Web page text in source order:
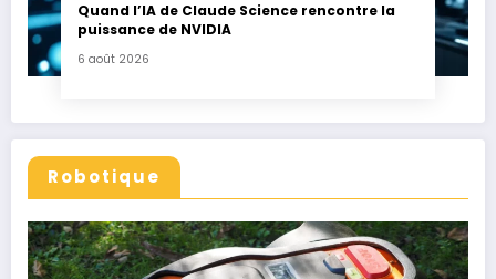
Quand l’IA de Claude Science rencontre la
puissance de NVIDIA
6 août 2026
Robotique